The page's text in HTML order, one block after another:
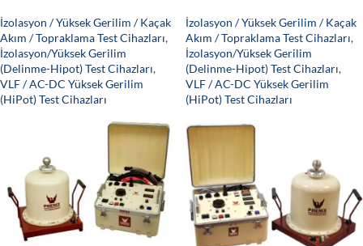
İzolasyon / Yüksek Gerilim / Kaçak
Akım / Topraklama Test Cihazları,
İzolasyon/Yüksek Gerilim
(Delinme-Hipot) Test Cihazları,
VLF / AC-DC Yüksek Gerilim
(HiPot) Test Cihazları
İzolasyon / Yüksek Gerilim / Kaçak
Akım / Topraklama Test Cihazları,
İzolasyon/Yüksek Gerilim
(Delinme-Hipot) Test Cihazları,
VLF / AC-DC Yüksek Gerilim
(HiPot) Test Cihazları